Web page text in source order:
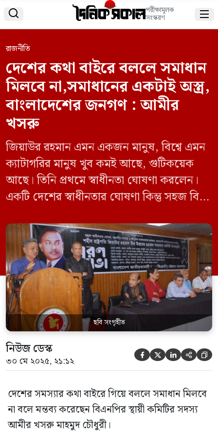
 পরীক্ষামূলক
সংস্করণ 
রাজনীতি
দেশের কথা বাইরে বললে সমাধান
মিলবে না,সমাধানের একটাই অস্ত্র,
বাংলাদেশের জনগণ : আমীর
খসরু
জিয়াউর রহমান এমন একজন মানুষ, বিশ্বে এমন
ক্যাটাগরির মানুষ খুব কমই আছে, গুটিকয়েক
আছে। তিনি প্রথমে স্বাধীনতা ঘোষণা করলেন।
একটি দেশের স্বাধীনতার ঘোষণা কিন্তু সহজ বিষয়
ছবি সংগৃহীত
নিউজ ডেস্ক
৩০ মে ২০২৫, ২১:১২     
দেশের সমস্যার কথা বাইরে গিয়ে বললে সমাধান মিলবে
না বলে মন্তব্য করেছেন বিএনপির স্থায়ী কমিটির সদস্য
আমীর খসরু মাহমুদ চৌধুরী।